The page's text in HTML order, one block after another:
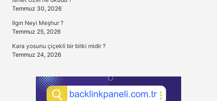
Temmuz 30, 2026
Ilgın Neyi Meşhur ?
Temmuz 25, 2026
Kara yosunu çiçekli bir bitki midir ?
Temmuz 24, 2026